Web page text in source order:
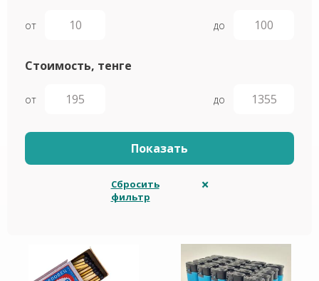
от до
Стоимость, тенге
от до
Сбросить
фильтр